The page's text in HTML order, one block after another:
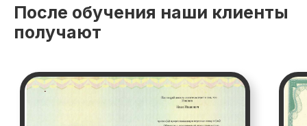
После обучения наши клиенты
получают